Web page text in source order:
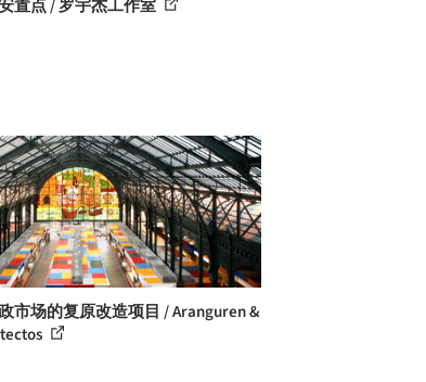
置点 / 罗宇杰工作室
市场的复原改造项目 / Aranguren &